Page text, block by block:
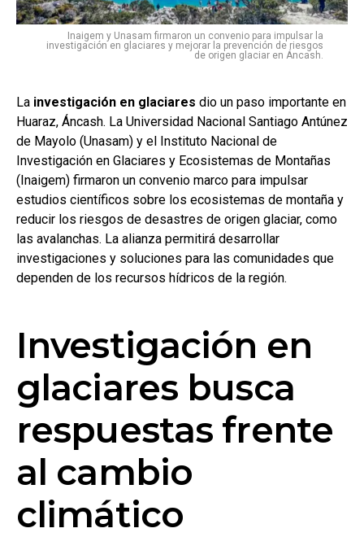
Inaigem y Unasam firmaron un convenio para impulsar la
investigación en glaciares y mejorar la prevención de riesgos
de origen glaciar en Áncash.
La investigación en glaciares dio un paso importante en
Huaraz, Áncash. La Universidad Nacional Santiago Antúnez
de Mayolo (Unasam) y el Instituto Nacional de
Investigación en Glaciares y Ecosistemas de Montañas
(Inaigem) firmaron un convenio marco para impulsar
estudios científicos sobre los ecosistemas de montaña y
reducir los riesgos de desastres de origen glaciar, como
las avalanchas. La alianza permitirá desarrollar
investigaciones y soluciones para las comunidades que
dependen de los recursos hídricos de la región.
Investigación en
glaciares busca
respuestas frente
al cambio
climático